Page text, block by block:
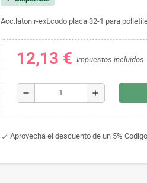
Acc.laton r-ext.codo placa 32-1 para
12,13 € Impuestos incluidos
remove add
done Aprovecha el descuento de un 5%